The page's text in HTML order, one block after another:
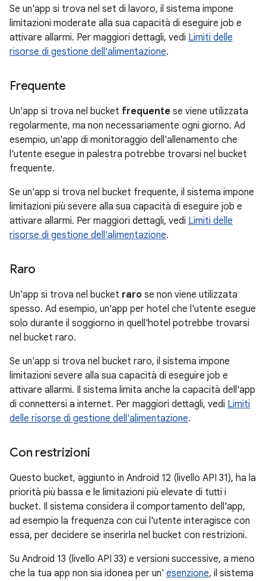
Se un'app si trova nel set di lavoro, il sistema impone
limitazioni moderate alla sua capacità di eseguire job e
attivare allarmi. Per maggiori dettagli, vedi Limiti delle
risorse di gestione dell'alimentazione.
Frequente
Un'app si trova nel bucket frequente se viene utilizzata
regolarmente, ma non necessariamente ogni giorno. Ad
esempio, un'app di monitoraggio dell'allenamento che
l'utente esegue in palestra potrebbe trovarsi nel bucket
frequente.
Se un'app si trova nel bucket frequente, il sistema impone
limitazioni più severe alla sua capacità di eseguire job e
attivare allarmi. Per maggiori dettagli, vedi Limiti delle
risorse di gestione dell'alimentazione.
Raro
Un'app si trova nel bucket raro se non viene utilizzata
spesso. Ad esempio, un'app per hotel che l'utente esegue
solo durante il soggiorno in quell'hotel potrebbe trovarsi
nel bucket raro.
Se un'app si trova nel bucket raro, il sistema impone
limitazioni severe alla sua capacità di eseguire job e
attivare allarmi. Il sistema limita anche la capacità dell'app
di connettersi a internet. Per maggiori dettagli, vedi Limiti
delle risorse di gestione dell'alimentazione.
Con restrizioni
Questo bucket, aggiunto in Android 12 (livello API 31), ha la
priorità più bassa e le limitazioni più elevate di tutti i
bucket. Il sistema considera il comportamento dell'app,
ad esempio la frequenza con cui l'utente interagisce con
essa, per decidere se inserirla nel bucket con restrizioni.
Su Android 13 (livello API 33) e versioni successive, a meno
che la tua app non sia idonea per un' esenzione, il sistema